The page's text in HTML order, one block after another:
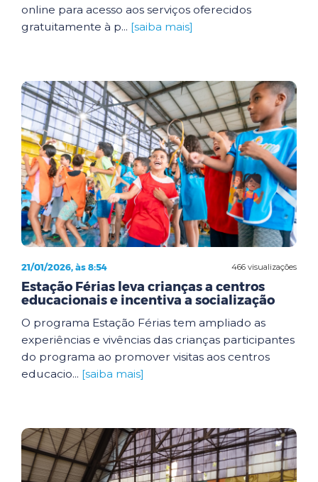
online para acesso aos serviços oferecidos
gratuitamente à p... [saiba mais]
466 visualizações
21/01/2026, às 8:54
Estação Férias leva crianças a centros
educacionais e incentiva a socialização
O programa Estação Férias tem ampliado as
experiências e vivências das crianças participantes
do programa ao promover visitas aos centros
educacio... [saiba mais]